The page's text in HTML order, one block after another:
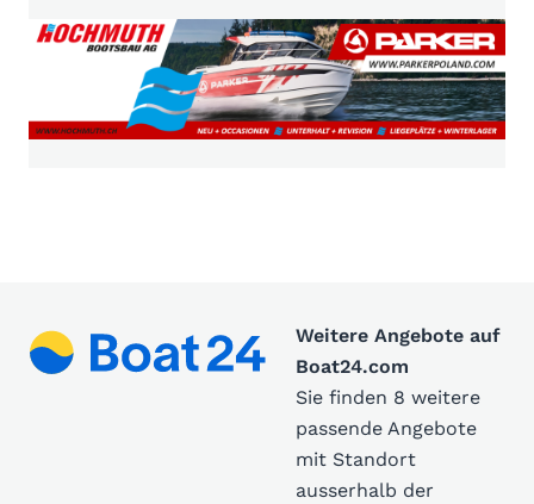
Weitere Angebote auf
Boat24.com
Sie finden 8 weitere
passende Angebote
mit Standort
ausserhalb der